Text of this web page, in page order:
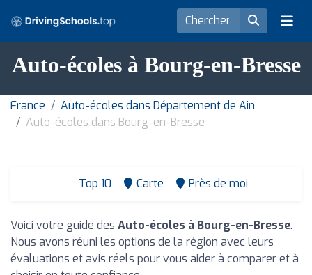
Auto-écoles à Bourg-en-Bresse
France
Auto-écoles dans Département de Ain
Auto-écoles dans Bourg-en-Bresse
Top 10 Carte Près de moi
Voici votre guide des Auto-écoles à Bourg-en-Bresse.
Nous avons réuni les options de la région avec leurs
évaluations et avis réels pour vous aider à comparer et à